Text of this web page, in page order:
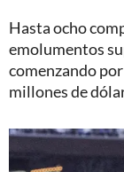
Hasta ocho
emolumentos
comenzando
millones de